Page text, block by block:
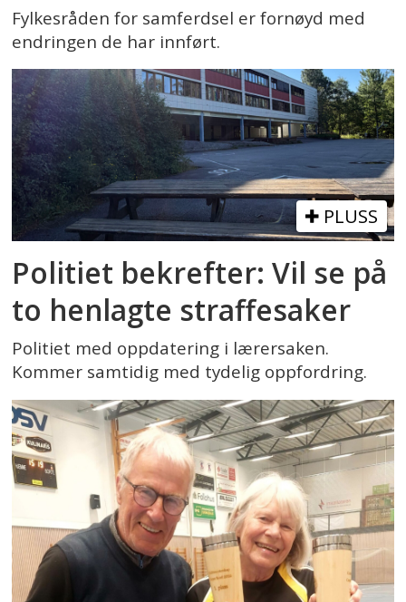
Fylkesråden for samferdsel er fornøyd med
endringen de har innført.
PLUSS
Politiet bekrefter: Vil se på
to henlagte straffesaker
Politiet med oppdatering i lærersaken.
Kommer samtidig med tydelig oppfordring.